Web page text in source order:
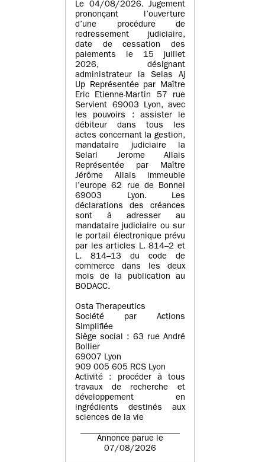
Le 04/08/2026. Jugement
prononçant l’ouverture
d’une procédure de
redressement judiciaire,
date de cessation des
paiements le 15 juillet
2026, désignant
administrateur la Selas Aj
Up Représentée par Maître
Eric Etienne-Martin 57 rue
Servient 69003 Lyon, avec
les pouvoirs : assister le
débiteur dans tous les
actes concernant la gestion,
mandataire judiciaire la
Selarl Jerome Allais
Représentée par Maître
Jérôme Allais immeuble
l’europe 62 rue de Bonnel
69003 Lyon. Les
déclarations des créances
sont à adresser au
mandataire judiciaire ou sur
le portail électronique prévu
par les articles L. 814–2 et
L. 814–13 du code de
commerce dans les deux
mois de la publication au
BODACC.
Osta Therapeutics
Société par Actions
Simplifiée
Siège social : 63 rue André
Bollier
69007 Lyon
909 005 605 RCS Lyon
Activité : procéder à tous
travaux de recherche et
développement en
ingrédients destinés aux
sciences de la vie
Annonce parue le
07/08/2026